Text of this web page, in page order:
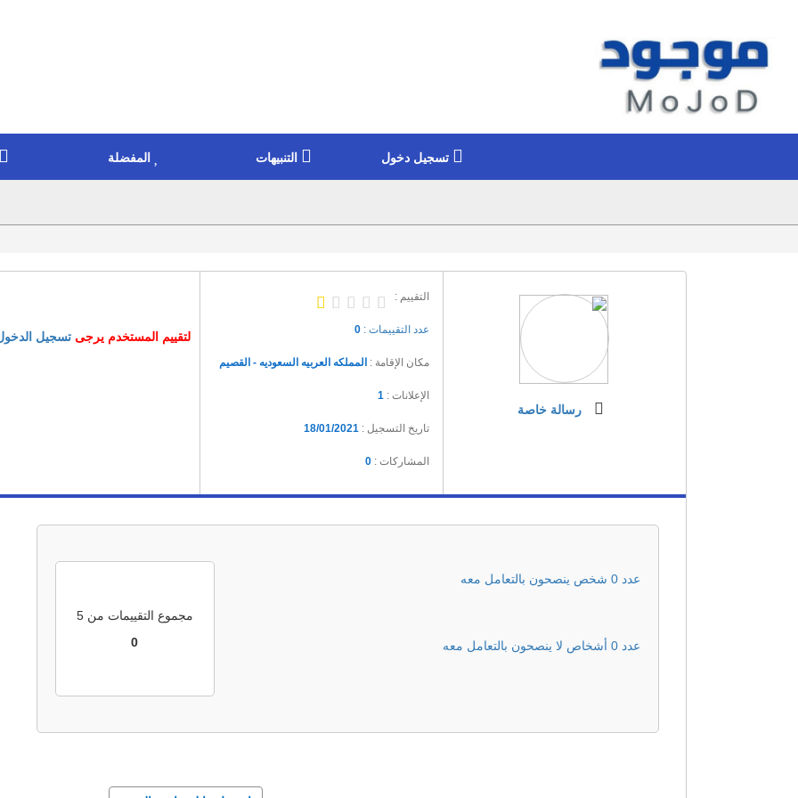
تسجيل دخول التنبيهات المفضلة
رسالة خاصة
التقييم :
عدد التقييمات : 0
مكان الإقامة : المملكه العربيه السعوديه - القصيم
الإعلانات : 1
تاريخ التسجيل : 18/01/2021
المشاركات : 0
لتقييم المستخدم يرجى تسجيل
عدد 0 شخص ينصحون بالتعامل معه
عدد 0 أشخاص لا ينصحون بالتعامل معه
مجموع التقييمات من 5
0